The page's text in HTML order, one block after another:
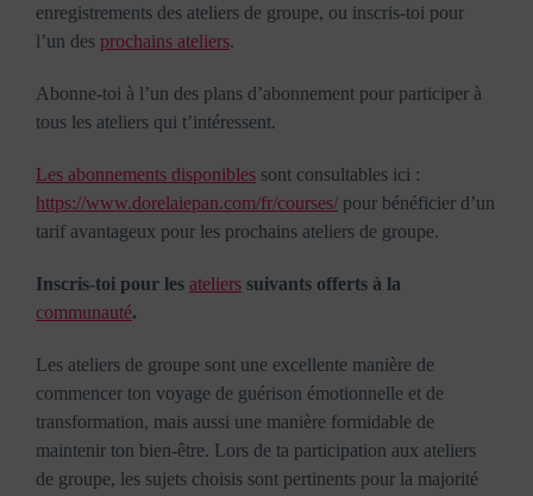
enregistrements des ateliers de groupe, ou inscris-toi pour
l’un des prochains ateliers.
Abonne-toi à l’un des plans d’abonnement pour participer à
tous les ateliers qui t’intéressent.
Les abonnements disponibles sont consultables ici :
https://www.dorelaiepan.com/fr/courses/ pour bénéficier d’un
tarif avantageux pour les prochains ateliers de groupe.
Inscris-toi pour les ateliers suivants offerts à la
communauté.
Les ateliers de groupe sont une excellente manière de
commencer ton voyage de guérison émotionnelle et de
transformation, mais aussi une manière formidable de
maintenir ton bien-être. Lors de ta participation aux ateliers
de groupe, les sujets choisis sont pertinents pour la majorité